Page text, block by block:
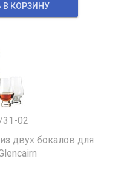
В КОРЗИНУ
31-02
двух бокалов для